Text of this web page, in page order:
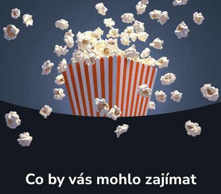
Co by vás mohlo zajímat